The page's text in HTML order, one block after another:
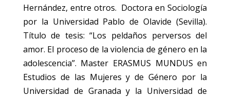
Hernández, entre otros. Doctora en Sociología
por la Universidad Pablo de Olavide (Sevilla).
Título de tesis: “Los peldaños perversos del
amor. El proceso de la violencia de género en la
adolescencia”. Master ERASMUS MUNDUS en
Estudios de las Mujeres y de Género por la
Universidad de Granada y la Universidad de